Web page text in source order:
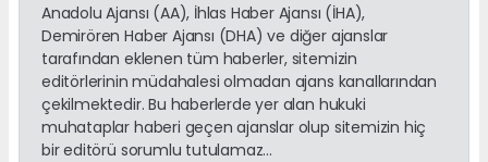
Anadolu Ajansı (AA), İhlas Haber Ajansı (İHA),
Demirören Haber Ajansı (DHA) ve diğer ajanslar
tarafından eklenen tüm haberler, sitemizin
editörlerinin müdahalesi olmadan ajans kanallarından
çekilmektedir. Bu haberlerde yer alan hukuki
muhataplar haberi geçen ajanslar olup sitemizin hiç
bir editörü sorumlu tutulamaz...